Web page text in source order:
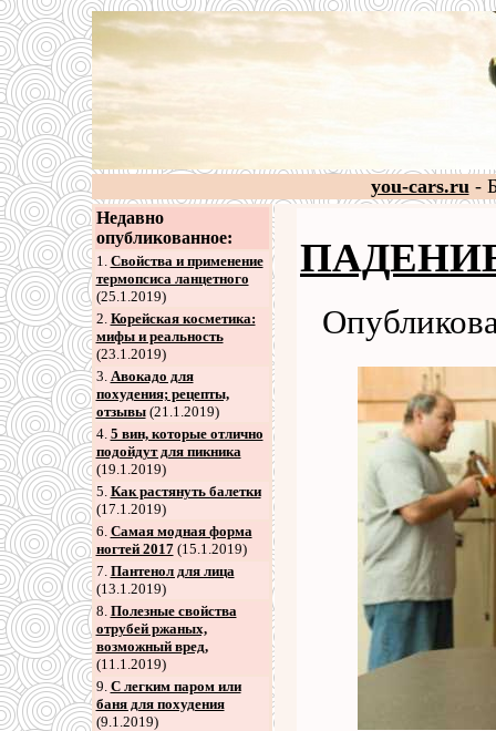
you-cars.ru-
Недавно
опубликованное:
1. Свойства и применение
термопсиса ланцетного
(25.1.2019)
2. Корейская косметика:
мифы и реальность
(23.1.2019)
3. Авокадо для
похудения; рецепты,
отзывы(21.1.2019)
4. 5 вин, которые отлично
подойдут для пикника
(19.1.2019)
5. Как растянуть балетки
(17.1.2019)
6. Самая модная форма
ногтей 2017(15.1.2019)
7. Пантенол для лица
(13.1.2019)
8. Полезные свойства
отрубей ржаных,
возможный вред,
(11.1.2019)
9. С легким паром или
баня для похудения
(9.1.2019)
ПАДЕНИЕ